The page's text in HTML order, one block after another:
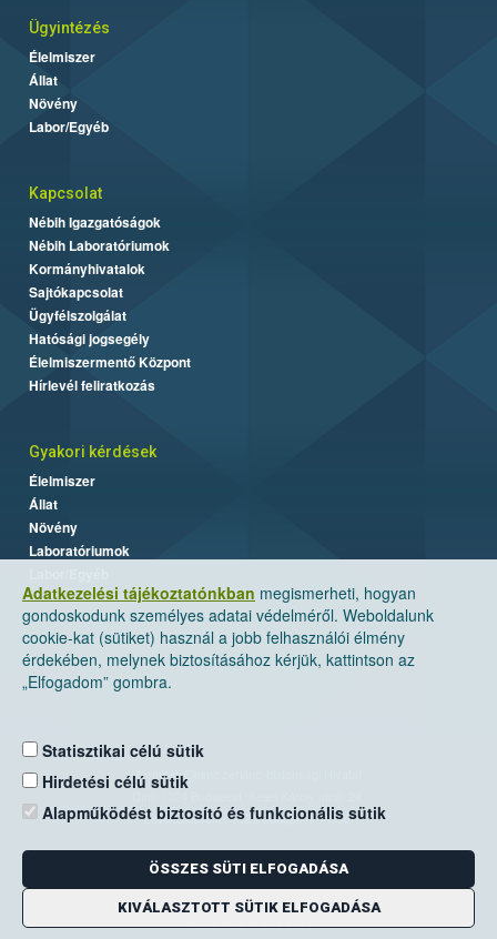
Adatkezelési tájékoztatónkban megismerheti, hogyan
gondoskodunk személyes adatai védelméről. Weboldalunk
cookie-kat (sütiket) használ a jobb felhasználói élmény
érdekében, melynek biztosításához kérjük, kattintson az
„Elfogadom” gombra.
Statisztikai célú sütik
Hirdetési célú sütik
Alapműködést biztosító és funkcionális sütik
ÖSSZES SÜTI ELFOGADÁSA
KIVÁLASZTOTT SÜTIK ELFOGADÁSA
Ügyintézés
Élelmiszer
Állat
Növény
Labor/Egyéb
Kapcsolat
Nébih Igazgatóságok
Nébih Laboratóriumok
Kormányhivatalok
Sajtókapcsolat
Ügyfélszolgálat
Hatósági jogsegély
Élelmiszermentő Központ
Hírlevél feliratkozás
Gyakori kérdések
Élelmiszer
Állat
Növény
Laboratóriumok
Nemzeti Élelmiszerlánc-biztonsági Hivatal
Levelezési cím: 1525 Budapest. Pf. 30.
E-mail:ugyfelszolgalat@nebih.gov.hu
Zöld szám: 06-80/263-244
Telefon: 06-1/ 336-9000